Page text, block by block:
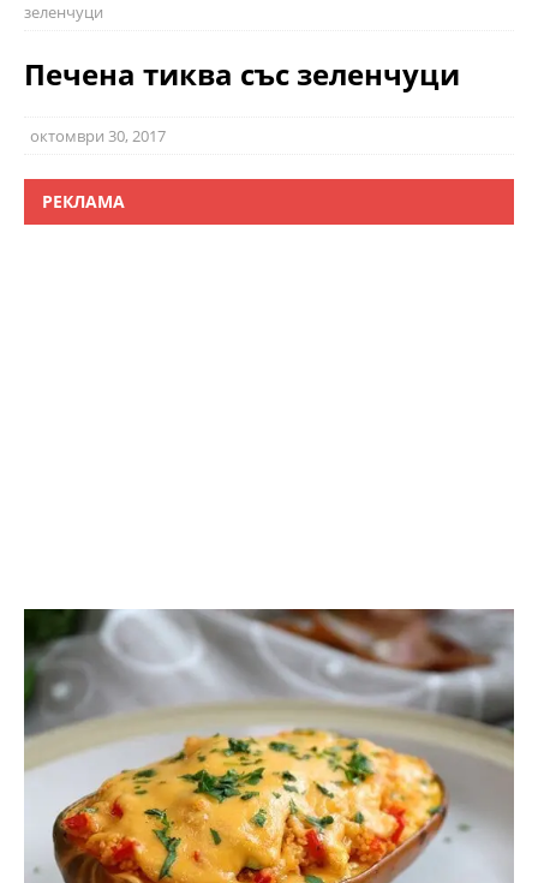
зеленчуци
Печена тиква със зеленчуци
октомври 30, 2017
РЕКЛАМА